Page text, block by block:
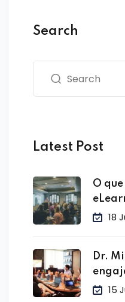
Search
Latest Post
O
18
Dr.
no 15